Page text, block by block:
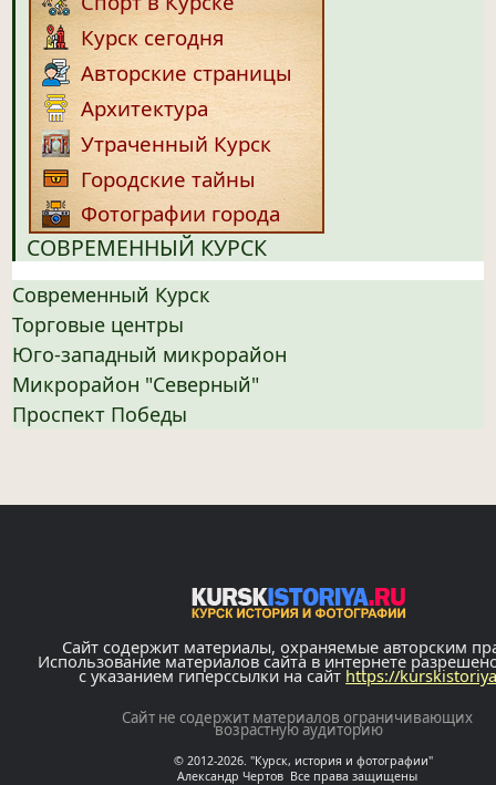
Курск сегодня
Авторские страницы
Архитектура
Утраченный Курск
Городские тайны
Фотографии города
СОВРЕМЕННЫЙ КУРСК
Современный Курск
Торговые центры
Юго-западный микрорайон
Микрорайон "Северный"
Проспект Победы
Сайт содержит материалы, охраняемые авторским
Использование материалов сайта в интернете
с указанием гиперссылки на сайтhttps://
Сайт не содержит материалов ограничивающих
возрастную аудиторию
© 2012-2026. "Курск, история и фотографии"
Александр Чертов Все права защищены